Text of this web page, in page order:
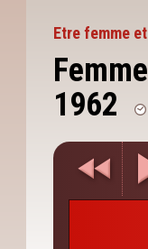
Etre femme
1962